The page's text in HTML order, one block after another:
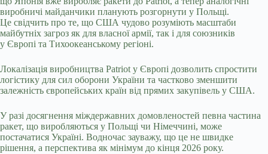
виробничі майданчики планують розгорнути у Польщі.
Це свідчить про те, що США чудово розуміють масштаби
майбутніх загроз як для власної армії, так і для союзників
у Європі та Тихоокеанському регіоні.
Локалізація виробництва Patriot у Європі дозволить спростити
логістику для сил оборони України та частково зменшити
залежність європейських країн від прямих закупівель у США.
У разі досягнення міждержавних домовленостей певна частина
ракет, що виробляються у Польщі чи Німеччині, може
постачатися Україні. Водночас зауважу, що це не швидке
рішення, а перспектива як мінімум до кінця 2026 року.